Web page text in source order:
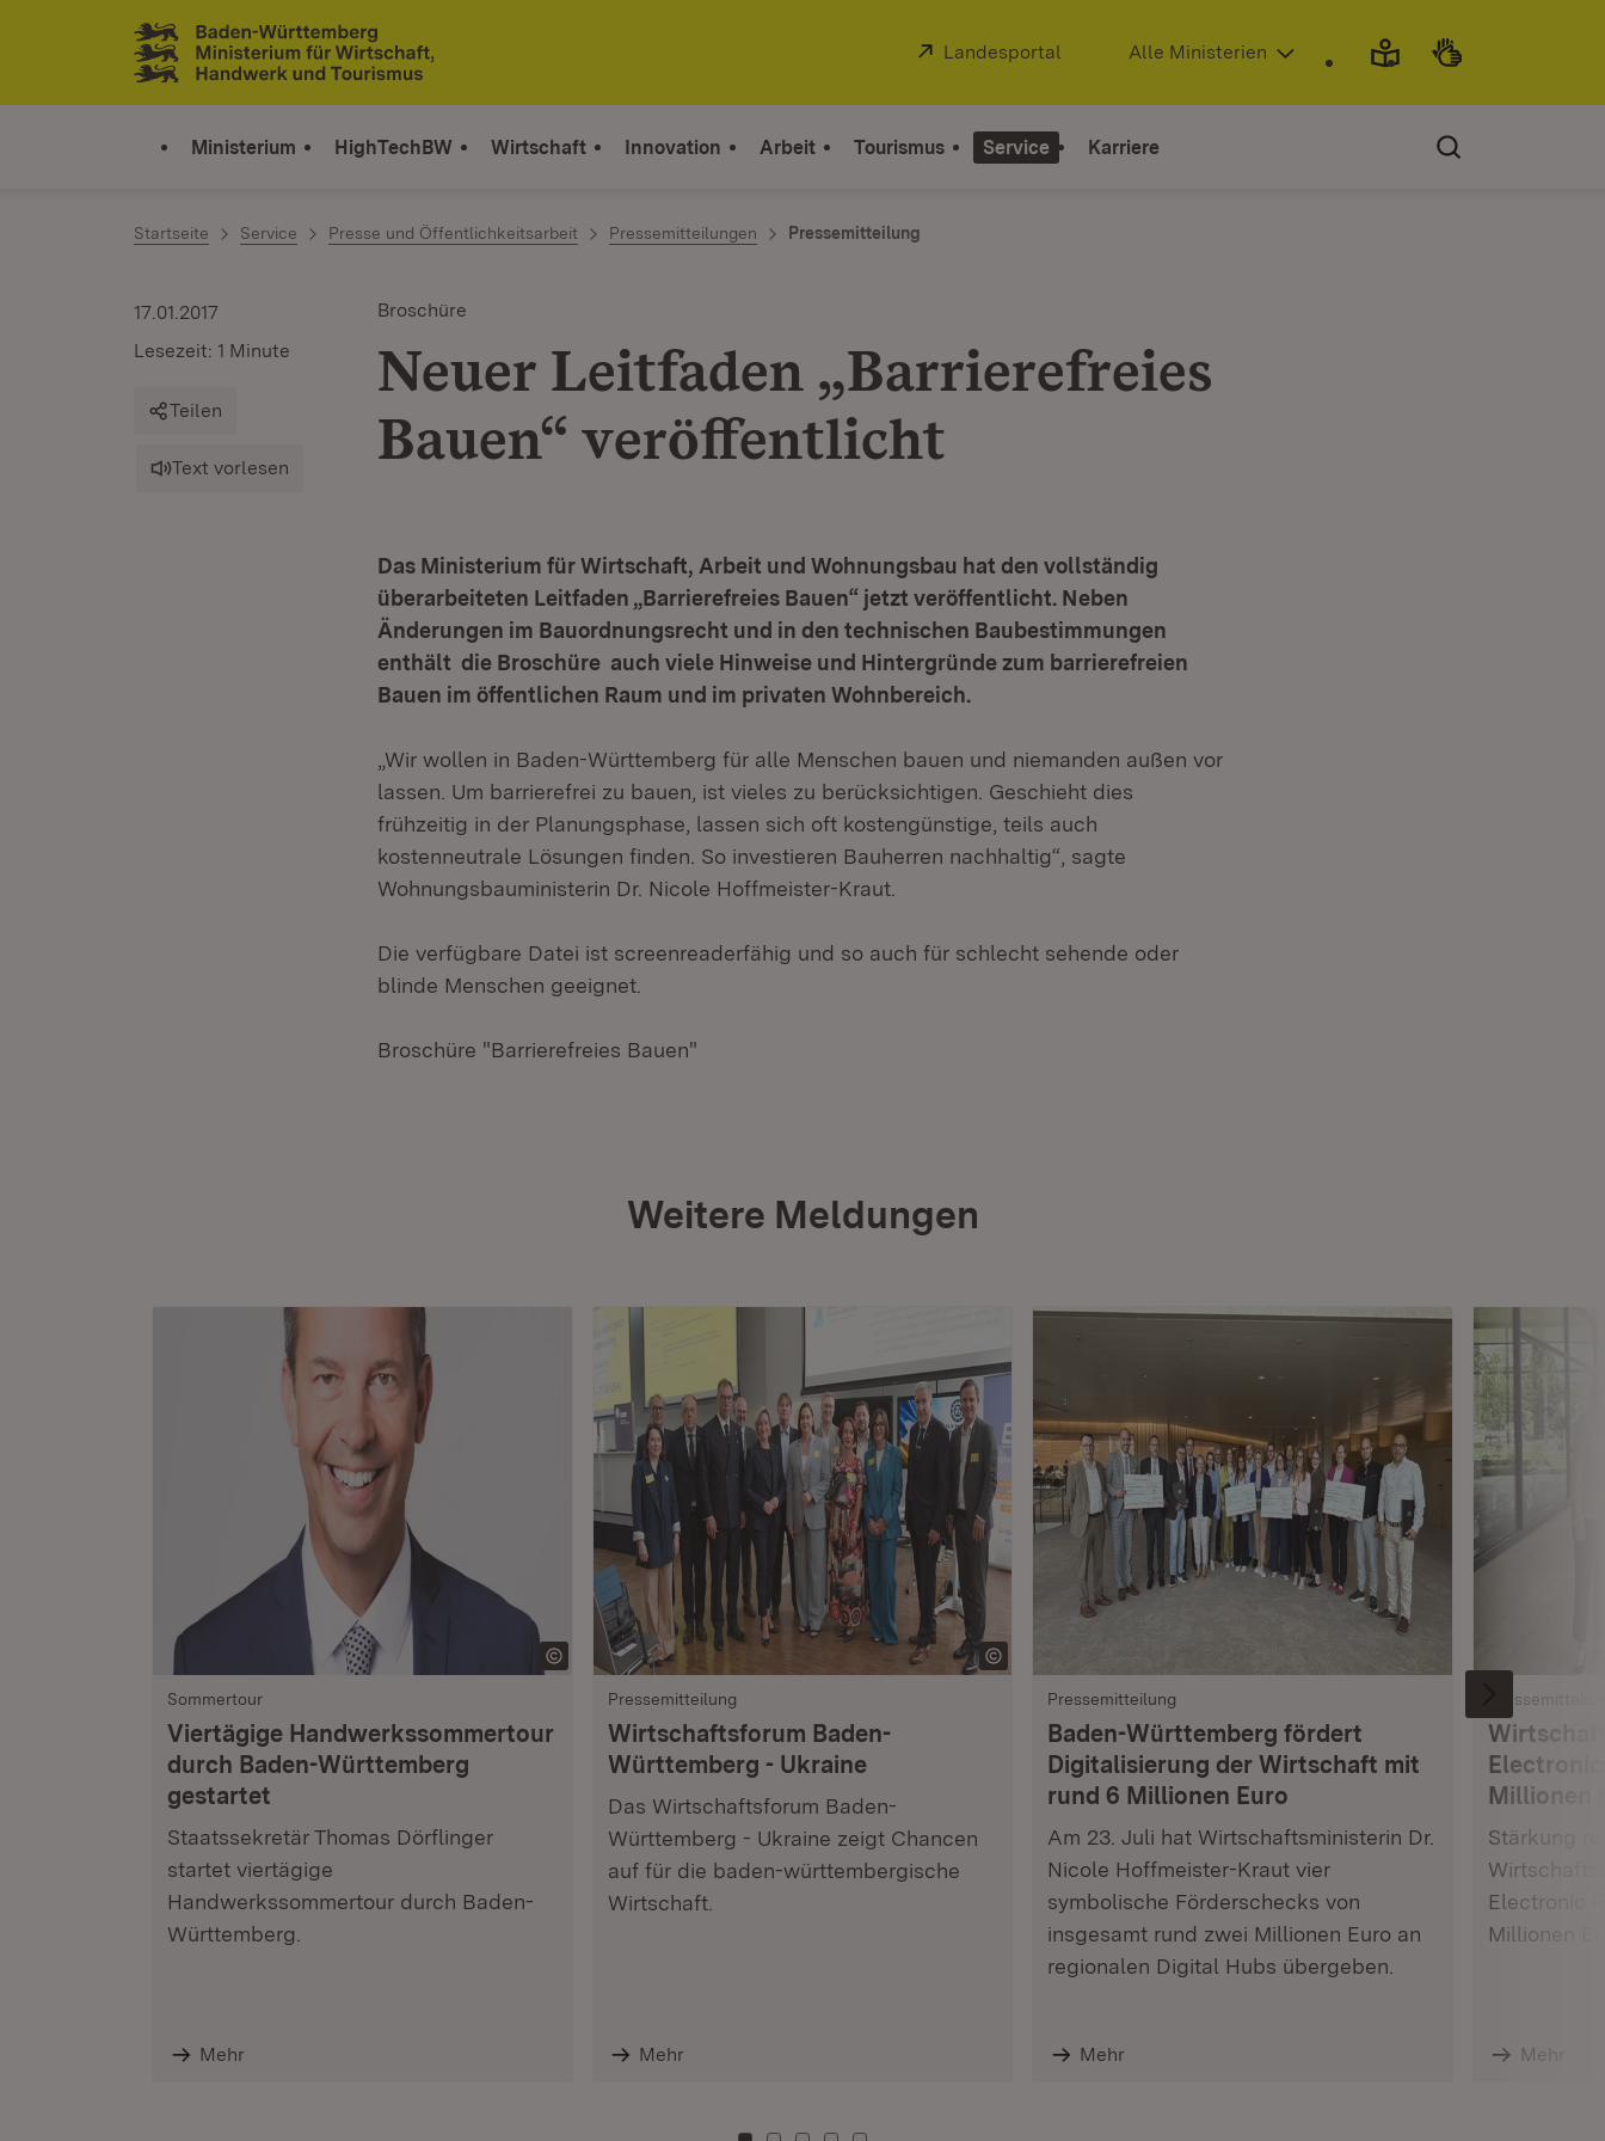
Zum Inhalt springen
Link zur Startseite
Extern:
Landesportal (Öffnet in neuem Fenster)
Alle Ministerien
Ministerium HighTechBW Wirtschaft Innovation Arbeit Tourismus Service Karriere
Startseite Service Presse und Öffentlichkeitsarbeit Pressemitteilungen Pressemitteilung
Broschüre
Neuer Leitfaden „Barrierefreies
Bauen“ veröffentlicht
17.01.2017
Lesezeit: 1 Minute
Teilen
Text vorlesen
Das Ministerium für Wirtschaft, Arbeit und Wohnungsbau hat den vollständig
überarbeiteten Leitfaden „Barrierefreies Bauen“ jetzt veröffentlicht. Neben
Änderungen im Bauordnungsrecht und in den technischen Baubestimmungen
enthält die Broschüre auch viele Hinweise und Hintergründe zum barrierefreien
Bauen im öffentlichen Raum und im privaten Wohnbereich.
„Wir wollen in Baden-Württemberg für alle Menschen bauen und niemanden außen vor
lassen. Um barrierefrei zu bauen, ist vieles zu berücksichtigen. Geschieht dies
frühzeitig in der Planungsphase, lassen sich oft kostengünstige, teils auch
kostenneutrale Lösungen finden. So investieren Bauherren nachhaltig“, sagte
Wohnungsbauministerin Dr. Nicole Hoffmeister-Kraut.
Die verfügbare Datei ist screenreaderfähig und so auch für schlecht sehende oder
blinde Menschen geeignet.
Broschüre "Barrierefreies Bauen"
Weitere Meldungen
Sommertour
Viertägige Handwerkssommertour
durch Baden-Württemberg
gestartet
Staatssekretär Thomas Dörflinger
startet viertägige
Handwerkssommertour durch Baden-
Württemberg.
Mehr
Pressemitteilung
Wirtschaftsforum Baden-
Württemberg - Ukraine
Das Wirtschaftsforum Baden-
Württemberg - Ukraine zeigt Chancen
auf für die baden-württembergische
Wirtschaft.
Mehr
Pressemitteilung
Baden-Württemberg fördert
Digitalisierung der Wirtschaft mit
rund 6 Millionen Euro
Am 23. Juli hat Wirtschaftsministerin Dr.
Nicole Hoffmeister-Kraut vier
symbolische Förderschecks von
insgesamt rund zwei Millionen Euro an
regionalen Digital Hubs übergeben.
Mehr
Millionen
Stärkung
Electronic
Millionen
Mehr